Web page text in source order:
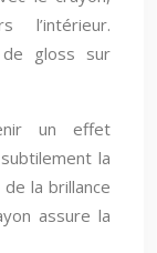
l’intérieur.
de gloss sur
un effet
la
la brillance
assure la